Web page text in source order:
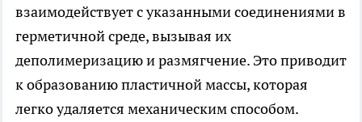
взаимодействует с указанными соединениями в
герметичной среде, вызывая их
деполимеризацию и размягчение. Это приводит
к образованию пластичной массы, которая
легко удаляется механическим способом.